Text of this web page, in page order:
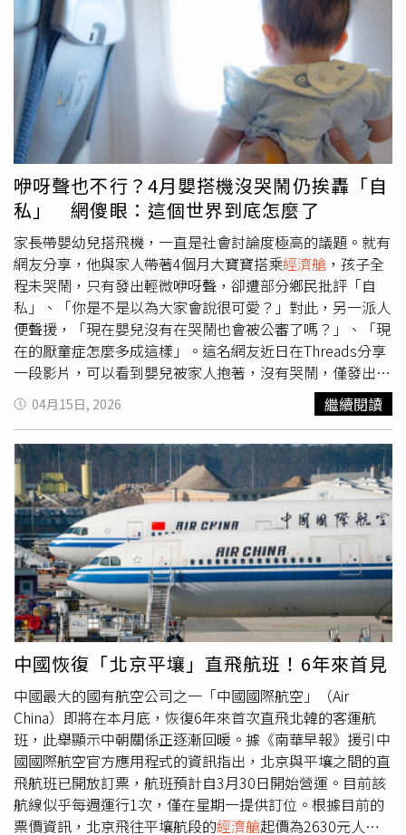
人旅客在超賣情況下，有時反而較容易被選中。
班中能夠平躺、伸展，並獲得數小時真正睡眠，提升長途旅
行的舒適度與可行性，也讓往返紐西蘭的航程更輕鬆。紐西
蘭航空宣布將於新一代波音787-9 夢幻客機經濟艙推出睡眠
艙服務。（圖／翻攝自Air New Zealand官網）除了睡眠艙
外，該公司現行亦提供名為Skycouch的經濟艙座位設計，
透過抬升腳靠讓3個座位形成類似平躺空間，供旅客伸展休
息。美國聯合航空（United Airlines）今年也曾提出類似概
念，引發市場關注。據了解，紐西蘭航空的「機上床鋪」概
念，最早於2024年9月試行，如今將正式擴展至新一代
Dreamliner機隊。初期將優先配置於全球最長航線之一，從
美國紐約甘迺迪國際機場飛往奧克蘭、航程約17小時的航
班。根據規劃，乘客可按4小時為一個時段進行預訂，每段
費用約495美元。航空公司表示，設計過程參考人體睡眠週
期研究，一般睡眠週期約90分鐘，4小時時段可讓旅客完整
經歷入睡、深睡與醒來過程，有助改善長途飛行疲勞。
咿呀聲也不行？4月嬰搭機沒哭鬧仍挨轟「自
私」 網傻眼：這個世界到底怎麼了
家長帶嬰幼兒搭飛機，一直是社會討論度極高的議題。就有
網友分享，他與家人帶著4個月大寶寶搭乘經濟艙 ，孩子全
程未哭鬧，只有發出輕微咿呀聲，卻遭部分鄉民批評「自
私」、「你是不是以為大家會說很可愛？」對此，另一派人
便聲援，「現在嬰兒沒有在哭鬧也會被公審了嗎？」、「現
在的厭童症怎麼多成這樣」。這名網友近日在Threads分享
一段影片，可以看到嬰兒被家人抱著，沒有哭鬧，僅發出咿
咿呀呀的聲音。而原PO也表示，這是他第一次與家人一起
帶4個月大的寶寶搭飛機，坐
到澳洲，有準備寶寶耳
罩給孩子用，但沒有想像中好用。貼文曝光後，就有一派鄉
民抨擊，「這種叫聲旁邊戴耳機其實也聽得到，之前看同機
艙老外都會輪流想辦法哄他安靜，你們有功夫錄影發文，倒
不如學下旁邊安靜的乘客如何不影響別人」、「帶4個月大
的小孩搭飛機，還是 經濟艙，自私、底層邏輯、同班飛機的
人超衰」、「你是不是以為大家會說很可愛？一點也不喔，
只覺得吵又煩」。另一派人則直言，「現在嬰兒沒有在哭鬧
也會被公審了嗎？」、「明明可可愛愛又乖乖，現在的厭童
症怎麼多成這樣」、「他也沒有哭鬧，真的需要這麼厭童
嗎」、「連這樣也要被公審，這個世界到底怎麼了」、「寶
寶很可愛啊，你怎麼不請打呼的人下飛機？」、「說嬰兒聲
音吵的人最好不要講話……不能接受的人就不要出門也不要
出聲了，也是礙別人的眼」、「連這種都可以厭童的，最好
你連屁都不准放，死嘴都不准打開一秒」、「小孩上機連聊
天都不行？那大人為什麼就能在機上聊天？」也有人指出，
「我一直很不懂，大眾交通工具，就是從0歲到100歲都能
搭的交通工具吧？為什麼近幾年有這麼多人覺得帶嬰幼兒搭
大眾交通工具就是自私鬼？不然帶嬰幼兒要坐什麼？」、
「嬰幼兒哭鬧是一種成長過程的正常行為」、「嬰兒沒辦法
04月15日, 2026 繼續閱讀
中國恢復「北京平壤」直飛航班！6年來首見
中國最大的國有航空公司之一「中國國際航空」（Air
China）即將在本月底，恢復6年來首次直飛北韓的客運航
班，此舉顯示中朝關係正逐漸回暖。據《南華早報》援引中
國國際航空官方應用程式的資訊指出，北京與平壤之間的直
飛航班已開放訂票，航班預計自3月30日開始營運。目前該
航線似乎每週運行1次，僅在星期一提供訂位。根據目前的
票價資訊，北京飛往平壤航段的經濟艙起價為2630元人民